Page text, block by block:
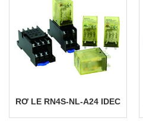
RƠ LE RN4S-NL-A24 IDEC